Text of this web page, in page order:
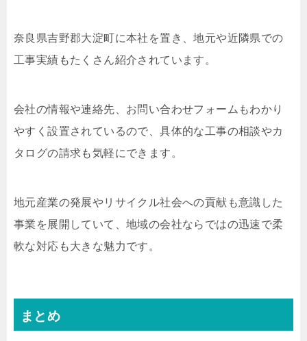
奈良県吉野郡大淀町に本社を置き、地元や近隣県での
工事実績もたくさん紹介されています。
会社の情報や連絡先、お問い合わせフォームもわかり
やすく設置されているので、具体的な工事の相談やカ
タログの請求も気軽にできます。
地元産業の発展やリサイクル社会への貢献も意識した
事業を展開していて、地域の会社ならではの迅速で柔
軟な対応も大きな魅力です。
まとめ